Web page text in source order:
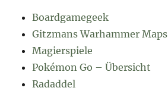
Boardgamegeek
Gitzmans Warhammer Maps
Magierspiele
Pokémon Go – Übersicht
Radaddel